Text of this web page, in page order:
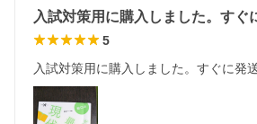
5
入試対策用に購入しました。すぐに発